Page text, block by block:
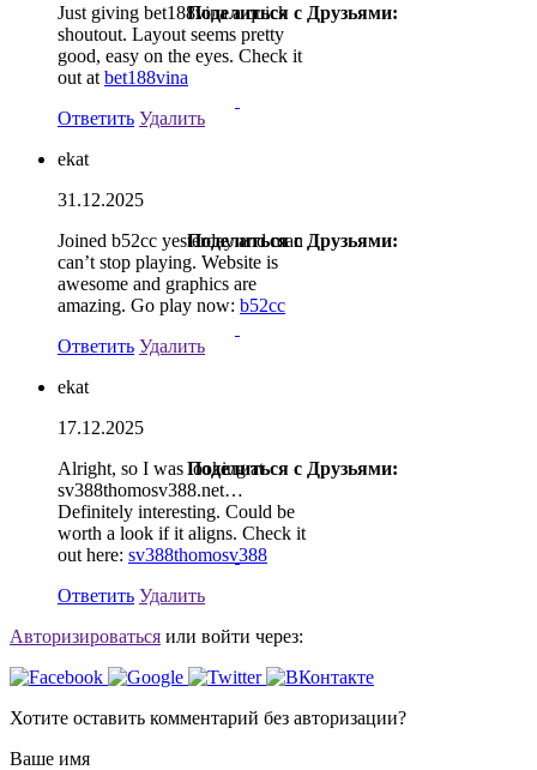
Поделиться с Друзьями:
Just giving bet188vina a quick
shoutout. Layout seems pretty
good, easy on the eyes. Check it
out at bet188vina
Ответить Удалить
ekat
31.12.2025
Поделиться с Друзьями:
Joined b52cc yesterday and man
can’t stop playing. Website is
awesome and graphics are
amazing. Go play now: b52cc
Ответить Удалить
ekat
17.12.2025
Поделиться с Друзьями:
Alright, so I was looking at
sv388thomosv388.net…
Definitely interesting. Could be
worth a look if it aligns. Check it
out here: sv388thomosv388
Ответить Удалить
Авторизироваться или войти через:
Хотите оставить комментарий без авторизации?
Ваше имя